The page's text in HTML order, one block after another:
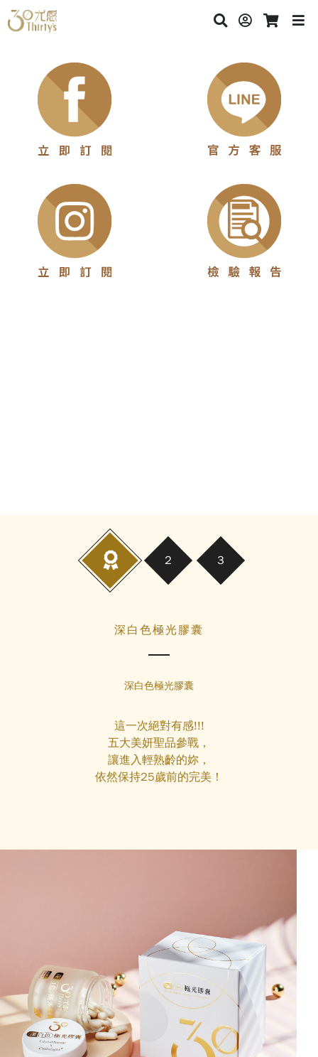
深白色極光膠囊
深白色極光膠囊
這一次絕對有感!!!
五大美妍聖品參戰，
讓進入輕熟齡的妳，
依然保持25歲前的完美！